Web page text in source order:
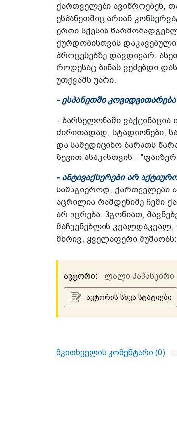
ქართველები ავიწროებენ,
ესპანეთშიც არიან
ერთი სქესის
ქურდობისთვის
პროცესებზე დავდივარ.
როდესაც ბინას ვეძებდი
უთქვამს უარი.
- ესპანეთში
- ბარსელონაში
ძირითადად, სტადიონები,
და სამედიცინო ბარათს
ზევით ასაკისთვის -
- ანტივაქსერები არ
სამაგიეროდ, ქართველები
აცრილია რამდენიმე ჩემი
არ იცრება. ჰგონიათ,
მაჩვენებლის
მხრივ, ყველაფერი
ავტორი: ლალი პაპასკირი
ავტორის სხვა სტატიები
მკითხველის კომენტარი (0)